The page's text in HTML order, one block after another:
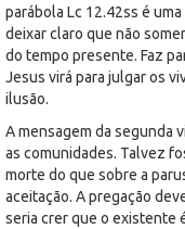
parábola Lc 12.42ss é
deixar claro que não
do tempo presente. Faz
Jesus virá para julgar os
ilusão.
A mensagem da segunda
as comunidades. Talvez
morte do que sobre a
aceitação. A pregação
seria crer que o existente